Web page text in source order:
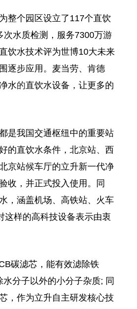
整个园区设立了117个直饮
水质检测，服务7300万游
饮水技术评为世博10大未来
逐步应用。麦当劳、肯德
水的直饮水设备，让更多的
是我国交通枢纽中的重要站
的直饮水条件，北京站、西
京站候车厅的立升新一代净
收，并正式投入使用。同
，涵盖机场、高铁站、火车
这样的高科技设备表示由衷
碳滤芯，能有效滤除铁
分子以外的小分子杂质; 同
，作为立升自主研发核心技